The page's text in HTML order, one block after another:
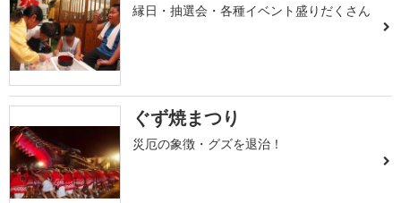
縁日・抽選会・各種イベント盛りだくさん
ぐず焼まつり
災厄の象徴・グズを退治！